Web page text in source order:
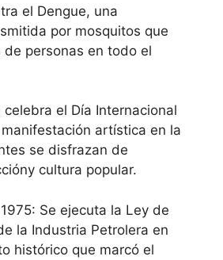
el Dengue, una
por mosquitos que
personas en todo el
el Día Internacional
artística en la
se disfrazan de
cultura popular.
Se ejecuta la Ley de
la Industria Petrolera en
histórico que marcó el